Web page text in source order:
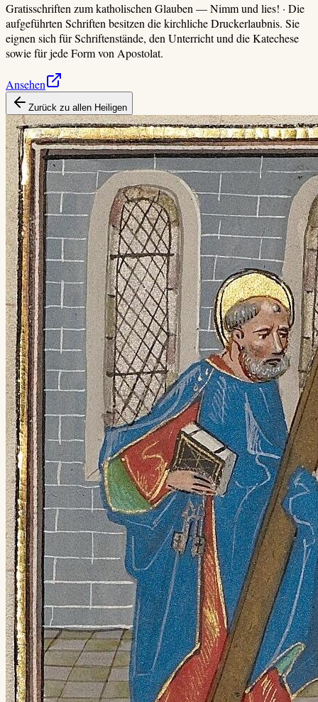
Gratisschriften zum katholischen Glauben —Nimm und lies! · Die
aufgeführten Schriften besitzen die kirchliche Druckerlaubnis. Sie
eignen sich für Schriftenstände, den Unterricht und die Katechese
sowie für jede Form von Apostolat.
Ansehen
Zurück zu allen Heiligen